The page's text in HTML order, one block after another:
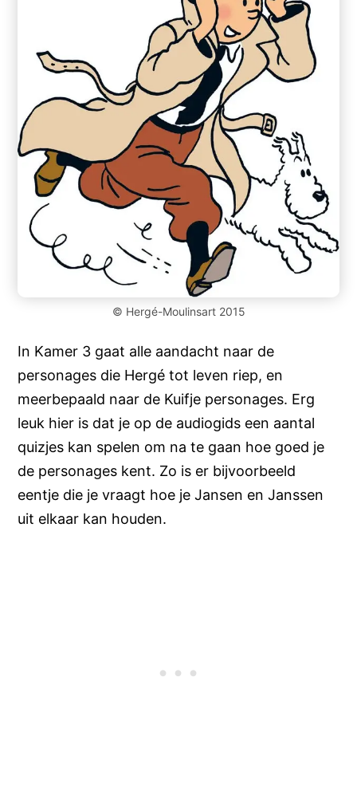
© Hergé-Moulinsart 2015
In Kamer 3 gaat alle aandacht naar de
personages die Hergé tot leven riep, en
meerbepaald naar de Kuifje personages. Erg
leuk hier is dat je op de audiogids een aantal
quizjes kan spelen om na te gaan hoe goed je
de personages kent. Zo is er bijvoorbeeld
eentje die je vraagt hoe je Jansen en Janssen
uit elkaar kan houden.